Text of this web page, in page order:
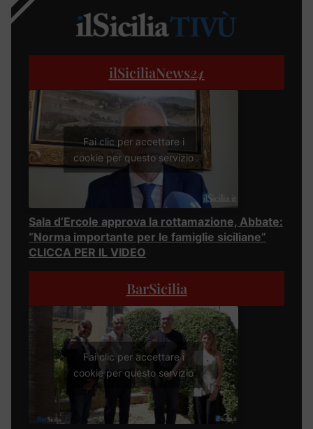
ilSiciliaNews24
Fai clic per accettare i
cookie per questo servizio
Sala d’Ercole approva la rottamazione, Abbate:
“Norma importante per le famiglie siciliane”
CLICCA PER IL VIDEO
BarSicilia
Fai clic per accettare i
cookie per questo servizio